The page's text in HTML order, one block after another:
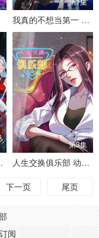
我真的不想当第一 第二季
一季
第3集
人生交换俱乐部 动态漫画
下一页 尾页
阅